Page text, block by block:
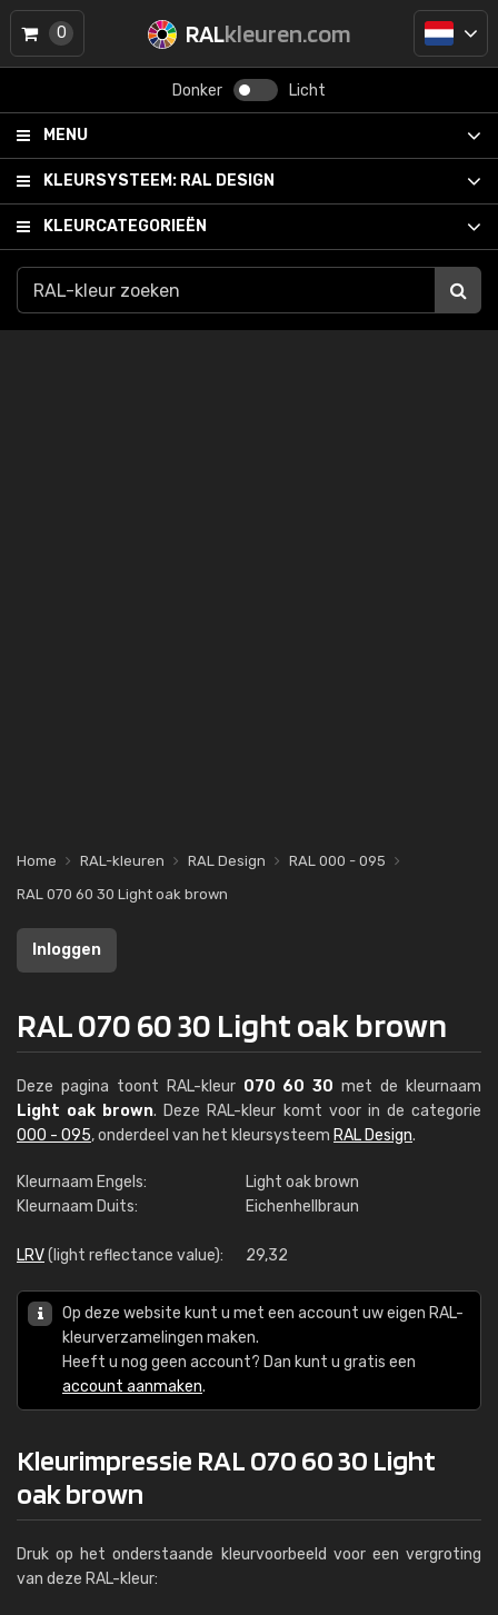
RALkleuren.com
Donker Licht
MENU
KLEURSYSTEEM: RAL DESIGN
KLEURCATEGORIEËN
0
Home RAL-kleuren RAL Design
RAL 000 - 095
RAL 070 60 30 Light oak brown
Inloggen
RAL 070 60 30 Light oak brown
Deze pagina toont RAL-kleur 070 60 30 met de kleurnaam
Light oak brown. Deze RAL-kleur komt voor in de categorie
000 - 095, onderdeel van het kleursysteem RAL Design.
Kleurnaam Engels:
Light oak brown
Kleurnaam Duits:
Eichenhellbraun
LRV(light reflectance value): 29,32
Op deze website kunt u met een account uw eigen RAL-
kleurverzamelingen maken.
Heeft u nog geen account? Dan kunt u gratis een
account aanmaken.
Kleurimpressie RAL 070 60 30 Light
oak brown
Druk op het onderstaande kleurvoorbeeld voor een vergroting
van deze RAL-kleur: